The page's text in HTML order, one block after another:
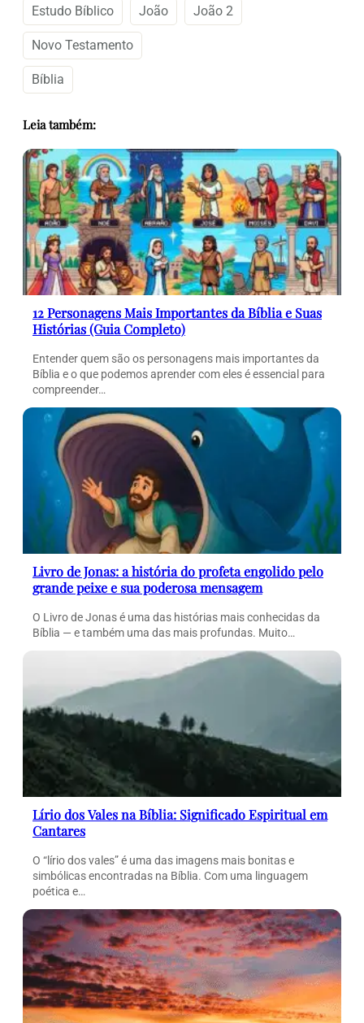
Estudo Bíblico João João 2
Novo Testamento
Bíblia
Leia também:
12 Personagens Mais Importantes da Bíblia e Suas
Histórias (Guia Completo)
Entender quem são os personagens mais importantes da
Bíblia e o que podemos aprender com eles é essencial para
compreender…
Livro de Jonas: a história do profeta engolido pelo
grande peixe e sua poderosa mensagem
O Livro de Jonas é uma das histórias mais conhecidas da
Bíblia — e também uma das mais profundas. Muito…
Lírio dos Vales na Bíblia: Significado Espiritual em
Cantares
O “lírio dos vales” é uma das imagens mais bonitas e
simbólicas encontradas na Bíblia. Com uma linguagem
poética e…